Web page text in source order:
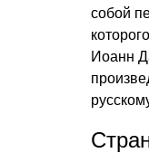
собой
Иоанн